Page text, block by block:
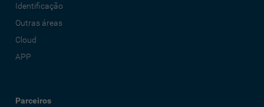
Identificação
Outras áreas
Cloud
APP
Parceiros